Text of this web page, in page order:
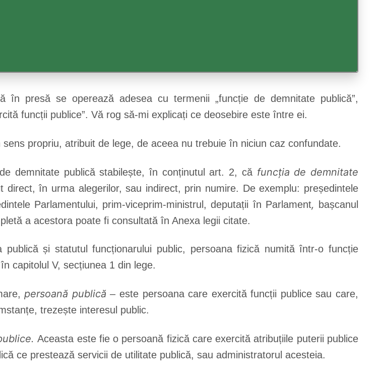
presă se operează adesea cu termenii „funcție de demnitate publică”,
funcții publice”. Vă rog să-mi explicați ce deosebire este între ei.
propriu, atribuit de lege, de aceea nu trebuie în niciun caz confundate.
demnitate publică stabilește, în conținutul art. 2, căfuncția de demnitate
în urma alegerilor, sau indirect, prin numire. De exemplu: președintele
Parlamentului, prim-viceprim-ministrul, deputații în Parlament, bașcanul
a acestora poate fi consultată în Anexa legii citate.
publică și statutul funcționarului public, persoana fizică numită într-o funcție
capitolul V, secțiunea 1 din lege.
persoană publică – este persoana care exercită funcții publice sau care,
trezește interesul public.
Aceasta este fie o persoană fizică care exercită atribuțiile puterii publice
ce prestează servicii de utilitate publică, sau administratorul acesteia.
Contacte